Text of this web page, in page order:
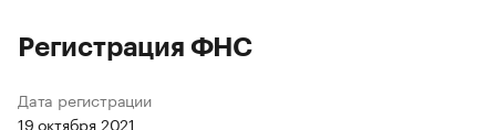
Регистрация ФНС
Дата регистрации
19 октября 2021